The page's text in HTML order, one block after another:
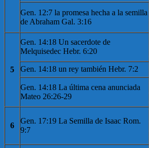
Gen. 12:7 la promesa hecha a la semilla
de Abraham Gal. 3:16
5
Gen. 14:18 Un sacerdote de
Melquisedec Hebr. 6:20
Gen. 14:18 un rey también Hebr. 7:2
Gen. 14:18 La última cena anunciada
Mateo 26:26-29
6
Gen. 17:19 La Semilla de Isaac Rom.
9:7